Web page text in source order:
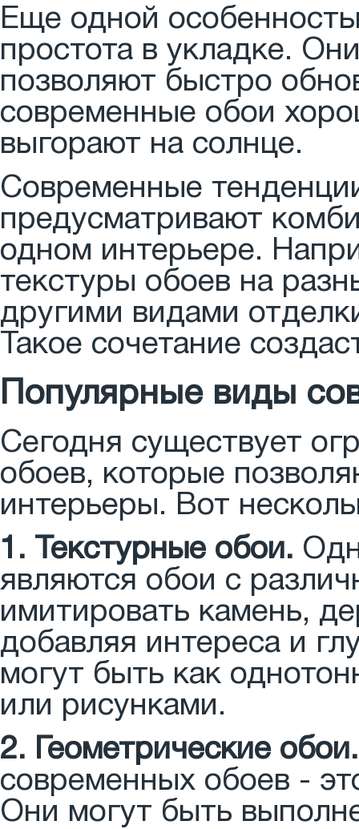
Еще одной
простота в укладке.
позволяют быстро
современные обои
выгорают на солнце.
Современные
предусматривают
одном интерьере.
текстуры обоев на
другими видами
Такое сочетание
Популярные виды
Сегодня существует
обоев, которые
интерьеры. Вот
1. Текстурные обои.
являются обои с
имитировать камень,
добавляя интереса и
могут быть как
или рисунками.
2. Геометрические обои.
современных обоев -
Они могут быть